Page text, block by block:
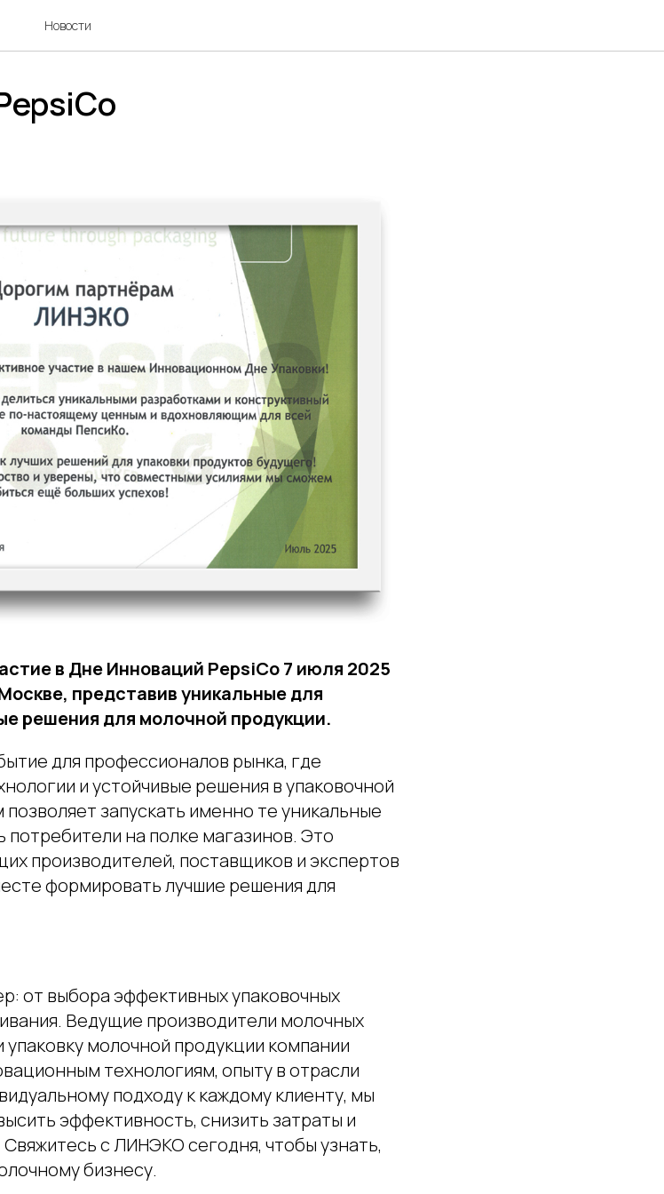
Новости
в Дне Инноваций PepsiCo 7 июля 2025
представив уникальные для
решения для молочной продукции.
для профессионалов рынка, где
и устойчивые решения в упаковочной
запускать именно те уникальные
потребители на полке магазинов. Это
производителей, поставщиков и экспертов
формировать лучшие решения для
от выбора эффективных упаковочных
Ведущие производители молочных
молочной продукции компании
технологиям, опыту в отрасли
подходу к каждому клиенту, мы
эффективность, снизить затраты и
с ЛИНЭКО сегодня, чтобы узнать,
бизнесу.